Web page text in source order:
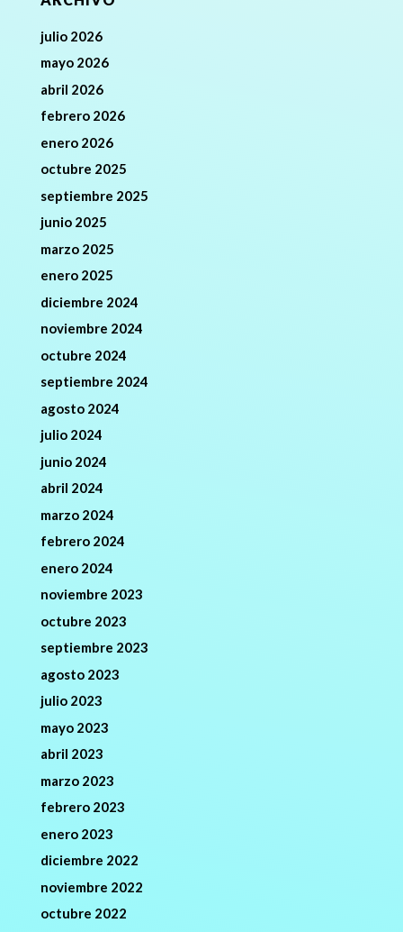
julio 2026
mayo 2026
abril 2026
febrero 2026
enero 2026
octubre 2025
septiembre 2025
junio 2025
marzo 2025
enero 2025
diciembre 2024
noviembre 2024
octubre 2024
septiembre 2024
agosto 2024
julio 2024
junio 2024
abril 2024
marzo 2024
febrero 2024
enero 2024
noviembre 2023
octubre 2023
septiembre 2023
agosto 2023
julio 2023
mayo 2023
abril 2023
marzo 2023
febrero 2023
enero 2023
diciembre 2022
noviembre 2022
octubre 2022